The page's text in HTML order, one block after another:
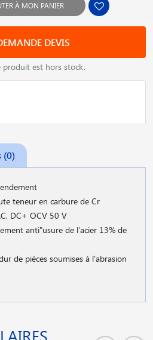
À MON PANIER
DEVIS
produit est hors stock.
(0)
teneur en carbure de Cr
DC+ OCV 50 V
anti"usure de l′acier 13% de
de pièces soumises à l′abrasion